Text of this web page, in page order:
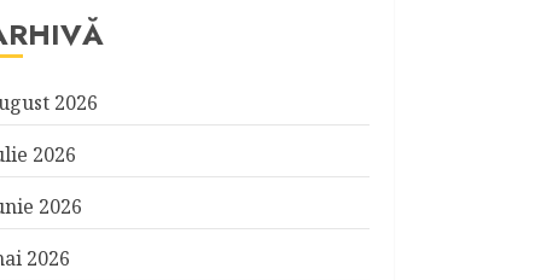
2026
2026
2026
2026